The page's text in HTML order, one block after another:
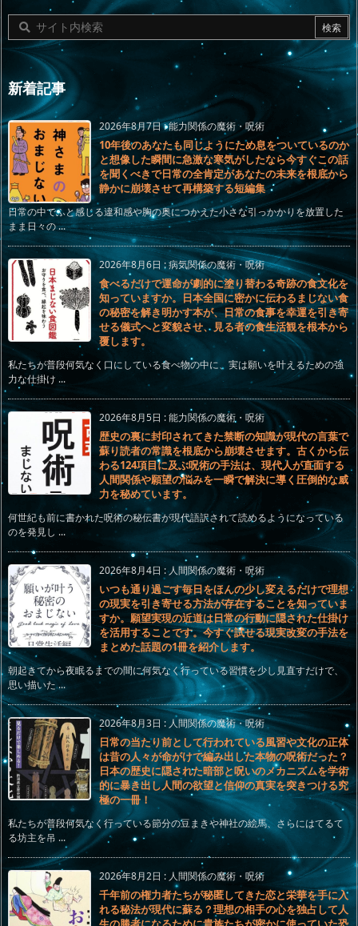
新着記事
2026年8月7日:能力関係の魔術・呪術
10年後のあなたも同じようにため息をついているのか
と想像した瞬間に急激な寒気がしたなら今すぐこの話
を聞くべきで日常の全肯定があなたの未来を根底から
静かに崩壊させて再構築する短編集
日常の中でふと感じる違和感や胸の奥につかえた小さな引っかかりを放置した
まま日々の ...
2026年8月6日 :病気関係の魔術・呪術
食べるだけで運命が劇的に塗り替わる奇跡の食文化を
知っていますか。日本全国に密かに伝わるまじない食
の秘密を解き明かす本が、日常の食事を幸運を引き寄
せる儀式へと変貌させ、見る者の食生活観を根本から
覆します。
私たちが普段何気なく口にしている食べ物の中に、実は願いを叶えるための強
力な仕掛け ...
2026年8月5日 :能力関係の魔術・呪術
歴史の裏に封印されてきた禁断の知識が現代の言葉で
蘇り読者の常識を根底から崩壊させます。古くから伝
わる124項目に及ぶ呪術の手法は、現代人が直面する
人間関係や願望の悩みを一瞬で解決に導く圧倒的な威
力を秘めています。
何世紀も前に書かれた呪術の秘伝書が現代語訳されて読めるようになっている
のを発見し ...
2026年8月4日 :人間関係の魔術・呪術
いつも通り過ごす毎日をほんの少し変えるだけで理想
の現実を引き寄せる方法が存在することを知っていま
すか。願望実現の近道は日常の行動に隠された仕掛け
を活用することです。今すぐ試せる現実改変の手法を
まとめた話題の1冊を紹介します。
朝起きてから夜眠るまでの間に何気なく行っている習慣を少し見直すだけで、
思い描いた ...
2026年8月3日 : 人間関係の魔術・呪術
日常の当たり前として行われている風習や文化の正体
は昔の人々が命がけで編み出した本物の呪術だった？
日本の歴史に隠された暗部と呪いのメカニズムを学術
的に暴き出し人間の欲望と信仰の真実を突きつける究
極の一冊！
私たちが普段何気なく行っている節分の豆まきや神社の絵馬、さらにはてるて
る坊主を吊 ...
2026年8月2日 : 人間関係の魔術・呪術
千年前の権力者たちが秘匿してきた恋と栄華を手に入
れる秘法が現代に蘇る？理想の相手の心を独占して人